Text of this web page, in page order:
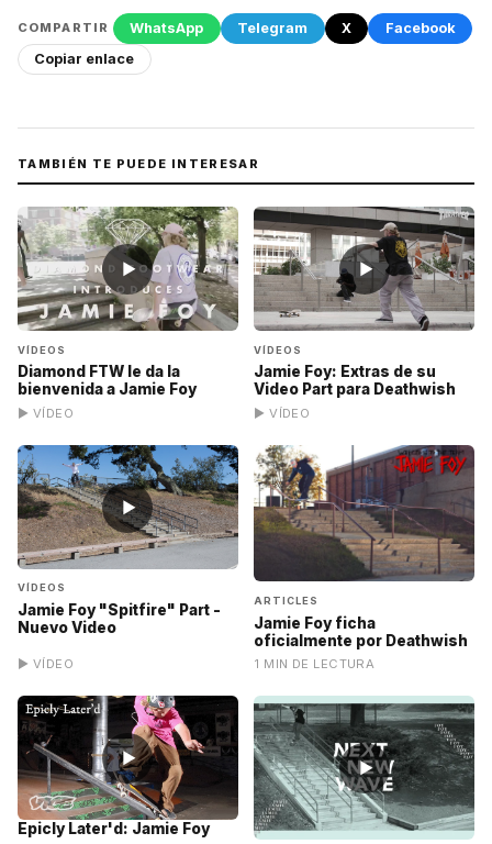
COMPARTIR WhatsApp Telegram X
Facebook
Copiar enlace
TAMBIÉN TE PUEDE INTERESAR
▶
VÍDEOS
Diamond FTW le da la
bienvenida a Jamie Foy
▶ VÍDEO
▶
VÍDEOS
Jamie Foy: Extras de su
Video Part para Deathwish
▶ VÍDEO
▶
VÍDEOS
Jamie Foy "Spitfire" Part -
Nuevo Video
▶ VÍDEO
ARTICLES
Jamie Foy ficha
oficialmente por Deathwish
1 MIN DE LECTURA
▶
Epicly Later'd: Jamie Foy
▶